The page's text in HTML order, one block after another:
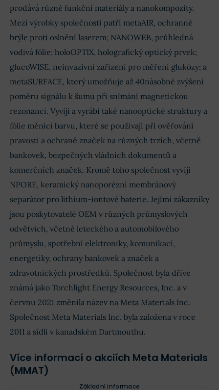
prodává různé funkční materiály a nanokompozity.
Mezi výrobky společnosti patří metaAIR, ochranné
brýle proti oslnění laserem; NANOWEB, průhledná
vodivá fólie; holoOPTIX, holografický optický prvek;
glucoWISE, neinvazivní zařízení pro měření glukózy; a
metaSURFACE, který umožňuje až 40násobné zvýšení
poměru signálu k šumu při snímání magnetickou
rezonancí. Vyvíjí a vyrábí také nanooptické struktury a
fólie měnící barvu, které se používají při ověřování
pravosti a ochraně značek na různých trzích, včetně
bankovek, bezpečných vládních dokumentů a
komerčních značek. Kromě toho společnost vyvíjí
NPORE, keramický nanoporézní membránový
separátor pro lithium-iontové baterie. Jejími zákazníky
jsou poskytovatelé OEM v různých průmyslových
odvětvích, včetně leteckého a automobilového
průmyslu, spotřební elektroniky, komunikací,
energetiky, ochrany bankovek a značek a
zdravotnických prostředků. Společnost byla dříve
známá jako Torchlight Energy Resources, Inc. a v
červnu 2021 změnila název na Meta Materials Inc.
Společnost Meta Materials Inc. byla založena v roce
2011 a sídlí v kanadském Dartmouthu.
Více informací o akciích Meta Materials
(MMAT)
Základní informace